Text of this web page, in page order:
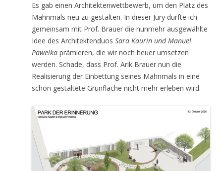
Es gab einen Architektenwettbewerb, um den Platz des
Mahnmals neu zu gestalten. In dieser Jury durfte ich
gemeinsam mit Prof. Brauer die nunmehr ausgewählte
Idee des Architektenduos Sara Kaurin und Manuel
Pawelka prämieren, die wir noch heuer umsetzen
werden. Schade, dass Prof. Arik Brauer nun die
Realisierung der Einbettung seines Mahnmals in eine
schön gestaltete Grünfläche nicht mehr erleben wird.